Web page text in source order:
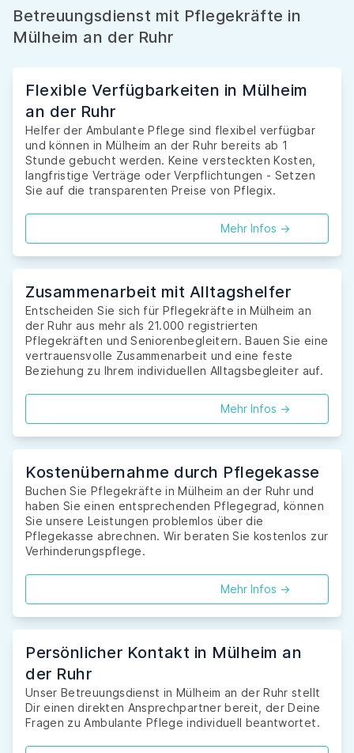
Betreuungsdienst mit Pflegekräfte in
Mülheim an der Ruhr
Flexible Verfügbarkeiten in Mülheim
an der Ruhr
Helfer der Ambulante Pflege sind flexibel verfügbar
und können in Mülheim an der Ruhr bereits ab 1
Stunde gebucht werden. Keine versteckten Kosten,
langfristige Verträge oder Verpflichtungen - Setzen
Sie auf die transparenten Preise von Pflegix.
Mehr Infos ->
Zusammenarbeit mit Alltagshelfer
Entscheiden Sie sich für Pflegekräfte in Mülheim an
der Ruhr aus mehr als 21.000 registrierten
Pflegekräften und Seniorenbegleitern. Bauen Sie eine
vertrauensvolle Zusammenarbeit und eine feste
Beziehung zu Ihrem individuellen Alltagsbegleiter auf.
Mehr Infos ->
Kostenübernahme durch Pflegekasse
Buchen Sie Pflegekräfte in Mülheim an der Ruhr und
haben Sie einen entsprechenden Pflegegrad, können
Sie unsere Leistungen problemlos über die
Pflegekasse abrechnen. Wir beraten Sie kostenlos zur
Verhinderungspflege.
Mehr Infos ->
Persönlicher Kontakt in Mülheim an
der Ruhr
Unser Betreuungsdienst in Mülheim an der Ruhr stellt
Dir einen direkten Ansprechpartner bereit, der Deine
Fragen zu Ambulante Pflege individuell beantwortet.